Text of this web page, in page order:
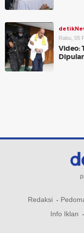
Rabu, 05
Video:
Redaksi
Info Iklan